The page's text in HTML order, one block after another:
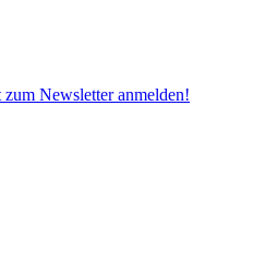
zum Newsletter anmelden!